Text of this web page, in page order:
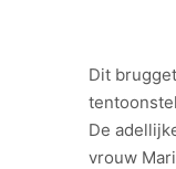
Dit
De
vrouw